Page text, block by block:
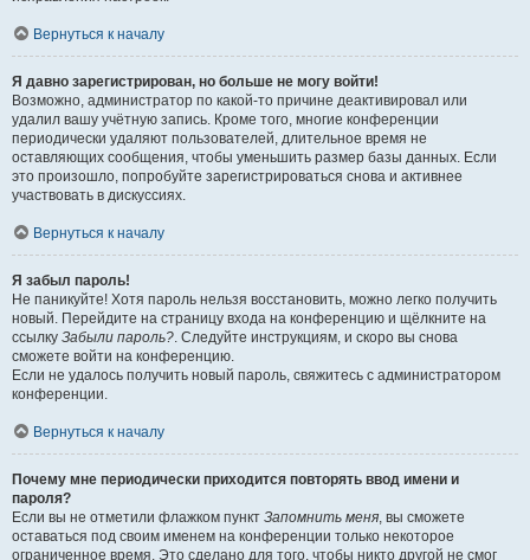
Вернуться к началу
Я давно зарегистрирован, но больше не могу войти!
Возможно, администратор по какой-то причине деактивировал или
удалил вашу учётную запись. Кроме того, многие конференции
периодически удаляют пользователей, длительное время не
оставляющих сообщения, чтобы уменьшить размер базы данных. Если
это произошло, попробуйте зарегистрироваться снова и активнее
участвовать в дискуссиях.
Вернуться к началу
Я забыл пароль!
Не паникуйте! Хотя пароль нельзя восстановить, можно легко получить
новый. Перейдите на страницу входа на конференцию и щёлкните на
ссылку Забыли пароль?. Следуйте инструкциям, и скоро вы снова
сможете войти на конференцию.
Если не удалось получить новый пароль, свяжитесь с администратором
конференции.
Вернуться к началу
Почему мне периодически приходится повторять ввод имени и
пароля?
Если вы не отметили флажком пункт Запомнить меня, вы сможете
оставаться под своим именем на конференции только некоторое
ограниченное время. Это сделано для того, чтобы никто другой не смог